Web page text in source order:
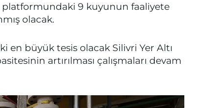
platformundaki 9 kuyunun faaliyete
olacak.
en büyük tesis olacak Silivri Yer Altı
artırılması çalışmaları devam